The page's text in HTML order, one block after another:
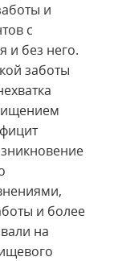
и
с
и без него.
заботы
и более
на